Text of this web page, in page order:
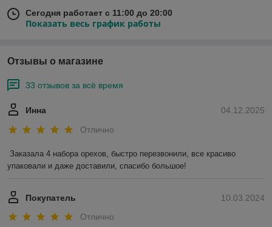
Сегодня работает с 11:00 до 20:00
Показать весь график работы
Отзывы о магазине
33 отзывов за всё время
04.12.2025
Инна
Отлично
Заказала 4 набора орехов, быстро перезвонили, все красиво
упаковали и даже доставили, спасибо большое!
10.03.2024
Покупатель
Отлично